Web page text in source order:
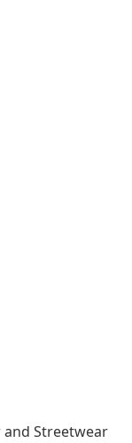
and Streetwear